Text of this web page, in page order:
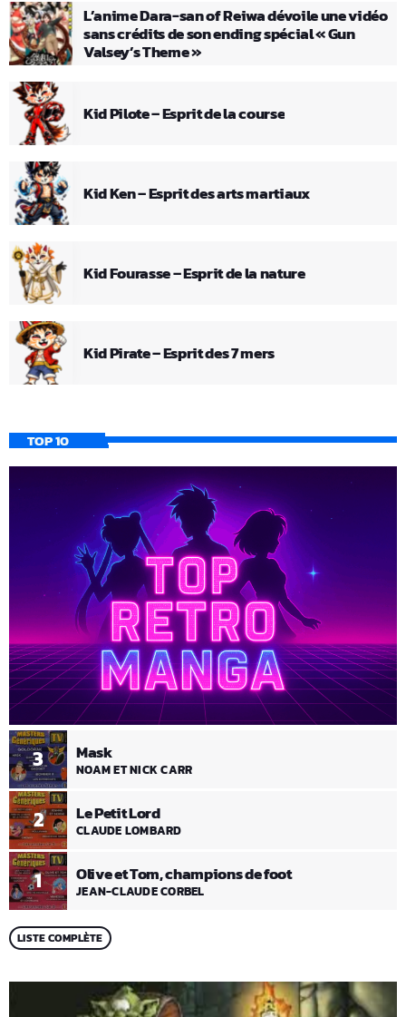
L’anime Dara-san of Reiwa dévoile une vidéo
sans crédits de son ending spécial « Gun
Valsey’s Theme »
Kid Pilote – Esprit de la course
Kid Ken – Esprit des arts martiaux
Kid Fourasse – Esprit de la nature
Kid Pirate – Esprit des 7 mers
TOP 10
1 Olive et Tom, champions de foot
JEAN-CLAUDE CORBEL
2 Le Petit Lord
CLAUDE LOMBARD
3 Mask
NOAM ET NICK CARR
LISTE COMPLÈTE